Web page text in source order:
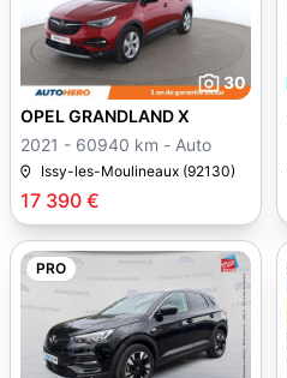
30
17 390 €
OPEL GRANDLAND X
2021 - 60940 km - Auto
Issy-les-Moulineaux (92130)
PRO